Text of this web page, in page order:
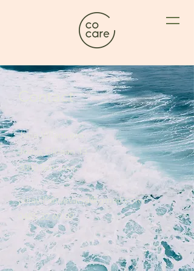
Contact
Julia Villanueva
Jezus Eiklaan 13
3080 Tervuren
juliavillanuevaod@gmail.com
0485 32 60 09